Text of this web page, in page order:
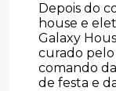
Depois do
house e
Galaxy
curado pelo
comando
de festa e